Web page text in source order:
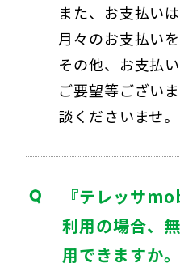
また、お支払い
月々のお支払い
その他、お支払
ご要望等ござい
談くださいませ。
『テレッサ
利用の場合、
用できますか。